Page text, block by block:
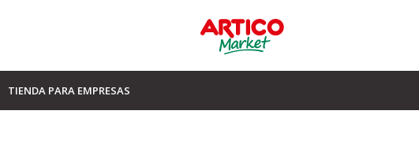
TIENDA PARA EMPRESAS